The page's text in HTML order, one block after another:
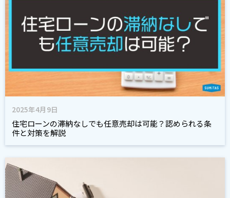
2025年4月9日
住宅ローンの滞納なしでも任意売却は可能？認められる条
件と対策を解説